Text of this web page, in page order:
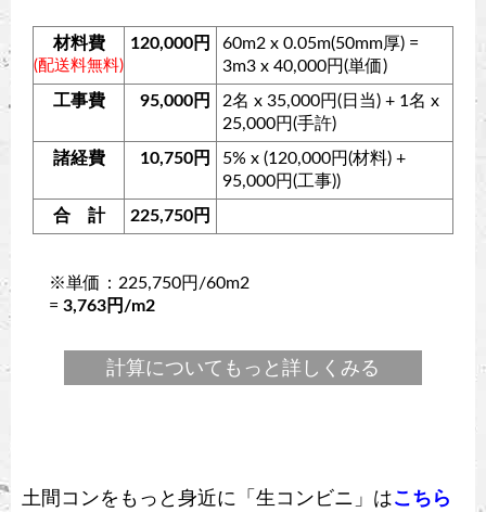
材料費
(配送料無料)
120,000円
60m2 x 0.05m(50mm厚) =
3m3 x 40,000円(単価)
工事費
95,000円
2名 x 35,000円(日当) + 1名 x
25,000円(手許)
諸経費
10,750円
5% x (120,000円(材料) +
95,000円(工事))
合 計
225,750円
※単価：225,750円/60m2
= 3,763円/m2
計算についてもっと詳しくみる
土間コンをもっと身近に「生コンビニ」はこちら